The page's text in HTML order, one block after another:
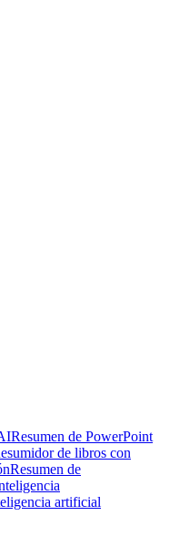
Resumen de PowerPoint
de libros con
Resumen de
artificial